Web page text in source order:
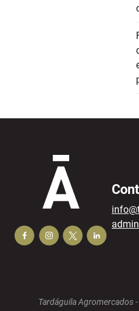
Tardáguila Agromercados -